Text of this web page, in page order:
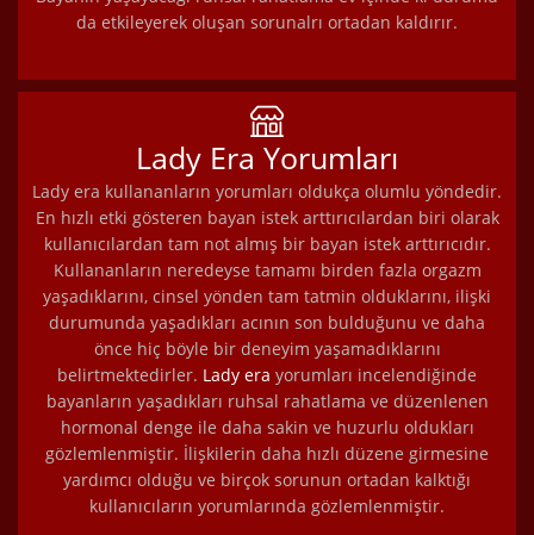
da etkileyerek oluşan sorunalrı ortadan kaldırır.
Lady Era Yorumları
Lady era kullananların yorumları oldukça olumlu yöndedir.
En hızlı etki gösteren bayan istek arttırıcılardan biri olarak
kullanıcılardan tam not almış bir bayan istek arttırıcıdır.
Kullananların neredeyse tamamı birden fazla orgazm
yaşadıklarını, cinsel yönden tam tatmin olduklarını, ilişki
durumunda yaşadıkları acının son bulduğunu ve daha
önce hiç böyle bir deneyim yaşamadıklarını
belirtmektedirler. Lady era yorumları incelendiğinde
bayanların yaşadıkları ruhsal rahatlama ve düzenlenen
hormonal denge ile daha sakin ve huzurlu oldukları
gözlemlenmiştir. İlişkilerin daha hızlı düzene girmesine
yardımcı olduğu ve birçok sorunun ortadan kalktığı
kullanıcıların yorumlarında gözlemlenmiştir.